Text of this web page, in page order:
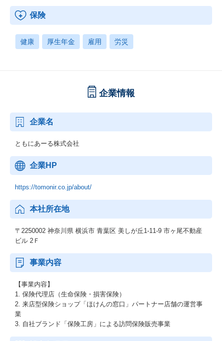
保険
健康 厚生年金 雇用 労災
企業情報
企業名
ともにあーる株式会社
企業HP
https://tomonir.co.jp/about/
本社所在地
〒2250002 神奈川県 横浜市 青葉区 美しが丘1-11-9 市ヶ尾不動産
ビル 2Ｆ
事業内容
【事業内容】
1. 保険代理店（生命保険・損害保険）
2. 来店型保険ショップ「ほけんの窓口」パートナー店舗の運営事
業
3. 自社ブランド「保険工房」による訪問保険販売事業